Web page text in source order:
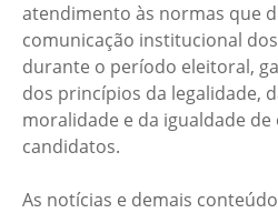
atendimento às normas que
comunicação institucional
durante o período eleitoral,
dos princípios da legalidade,
moralidade e da igualdade
candidatos.
As notícias e demais